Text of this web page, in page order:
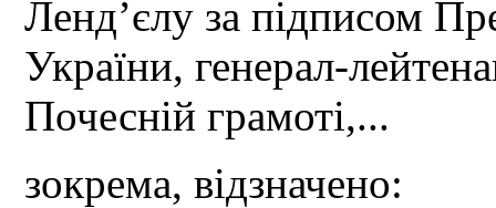
Ленд’єлу за підписом
України, генерал-
Почесній грамоті,...
зокрема, відзначено: